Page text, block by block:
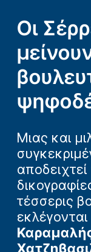
Οι
Μιας και
αποδειχτεί
τέσσερις
εκλέγονται